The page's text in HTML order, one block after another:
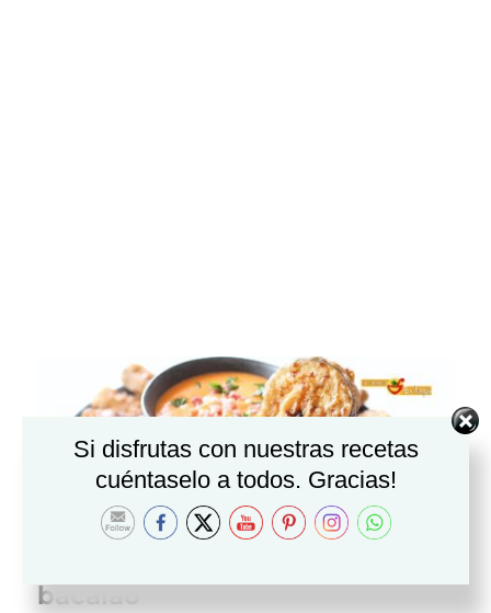
bacalao
Si disfrutas con nuestras recetas
cuéntaselo a todos. Gracias!